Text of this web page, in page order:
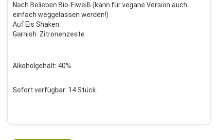
Nach Belieben Bio-Eiweiß (kann für vegane Version auch
einfach weggelassen werden!)
Auf Eis Shaken
Garnish: Zitronenzeste
Alkoholgehalt: 40%
Sofort verfügbar: 14 Stück.